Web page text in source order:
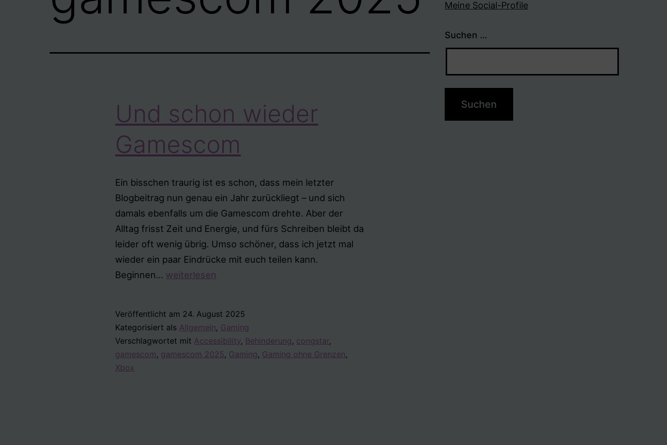
Und schon wieder
Gamescom
Ein bisschen traurig ist es schon, dass mein letzter
Blogbeitrag nun genau ein Jahr zurückliegt – und sich
damals ebenfalls um die Gamescom drehte. Aber der
Alltag frisst Zeit und Energie, und fürs Schreiben bleibt da
leider oft wenig übrig. Umso schöner, dass ich jetzt mal
wieder ein paar Eindrücke mit euch teilen kann.
Beginnen… Und
Gamescom
weiterlesen
Veröffentlicht am 24. August 2025
Kategorisiert als Allgemein, Gaming
Verschlagwortet mit Accessibility, Behinderung , congstar,
gamescom, gamescom 2025, Gaming , Gaming ohne Grenzen,
Xbox
Meine Social-Profile
Suchen …